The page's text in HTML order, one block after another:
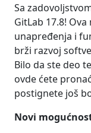
Sa
GitLab 17.8!
unapređenja i
brži razvoj
Bilo da ste deo
ovde ćete
postignete još
Novi